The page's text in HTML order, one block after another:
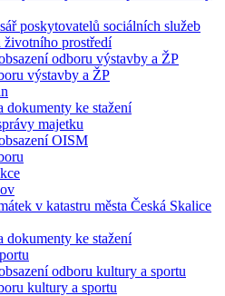
poskytovatelů sociálních služeb
prostředí
odboru výstavby a ŽP
výstavby a ŽP
dokumenty ke stažení
majetku
OISM
v katastru města Česká Skalice
dokumenty ke stažení
odboru kultury a sportu
kultury a sportu